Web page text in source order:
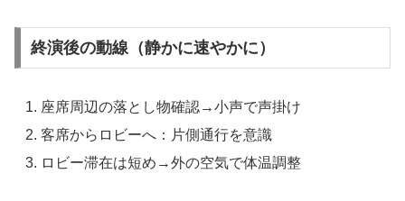
終演後の動線（静かに速やかに）
座席周辺の落とし物確認→小声で声掛け
客席からロビーへ：片側通行を意識
ロビー滞在は短め→外の空気で体温調整